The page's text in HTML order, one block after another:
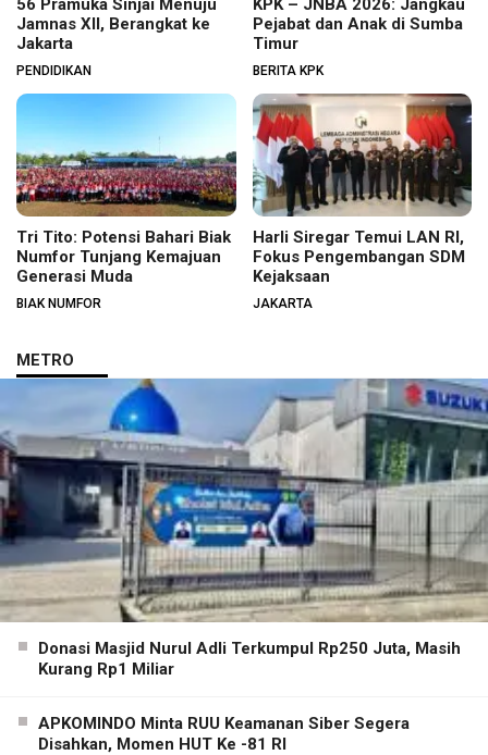
56 Pramuka Sinjai Menuju
Jamnas XII, Berangkat ke
Jakarta
PENDIDIKAN
KPK – JNBA 2026: Jangkau
Pejabat dan Anak di Sumba
Timur
BERITA KPK
Tri Tito: Potensi Bahari Biak
Numfor Tunjang Kemajuan
Generasi Muda
BIAK NUMFOR
Harli Siregar Temui LAN RI,
Fokus Pengembangan SDM
Kejaksaan
JAKARTA
METRO
Donasi Masjid Nurul Adli Terkumpul Rp250 Juta, Masih
Kurang Rp1 Miliar
APKOMINDO Minta RUU Keamanan Siber Segera
Disahkan, Momen HUT Ke -81 RI